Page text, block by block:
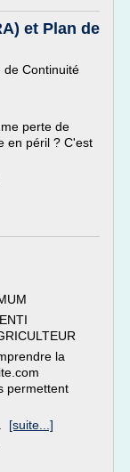
et Plan de
Continuité
perte de
en péril ? C'est
la
permettent
[suite...]